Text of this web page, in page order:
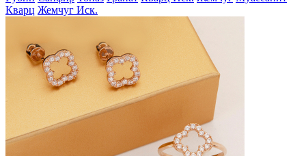
Кварц Жемчуг Иск.